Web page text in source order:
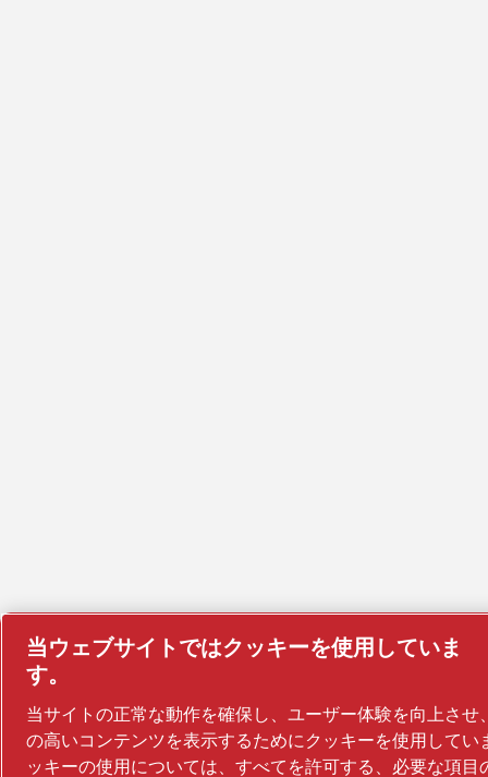
当ウェブサイトではクッキーを使用していま
す。
当サイトの正常な動作を確保し、ユーザー体験を向上させ
の高いコンテンツを表示するためにクッキーを使用してい
ッキーの使用については、すべてを許可する、必要な項目